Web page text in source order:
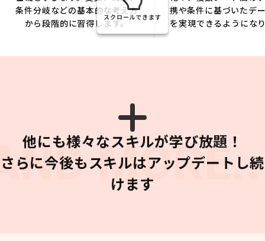
条件分岐などの基本的な考え方
から段階的に習得します。
携や条件に基づいたデ
を実現できるようにな
スクロールできます
他にも様々なスキルが学び放題！
さらに今後もスキルはアップデートし続
けます